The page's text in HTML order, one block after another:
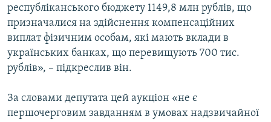
республіканського бюджету 1149,8 млн рублів, що
призначалися на здійснення компенсаційних
виплат фізичним особам, які мають вклади в
українських банках, що перевищують 700 тис.
рублів», – підкреслив він.
За словами депутата цей аукціон «не є
першочерговим завданням в умовах надзвичайної